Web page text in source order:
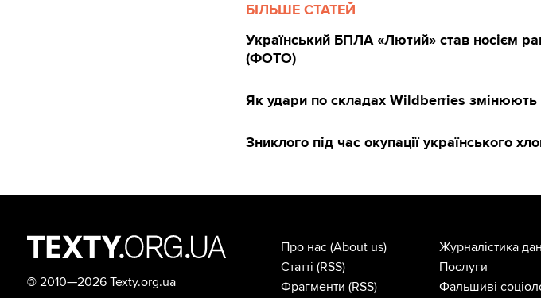
БІЛЬШЕ СТАТЕЙ
Український БПЛА «Лютий» став носієм
(ФОТО)
Як удари по складах Wildberries змінюють
Зниклого під час окупації українського
© 2010—2026 Texty.org.ua
Про нас (About us)
Статті (RSS)
Фрагменти (RSS)
Журналістика
Послуги
Фальшиві